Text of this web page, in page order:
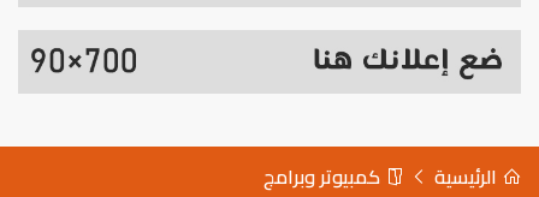
الرئيسية كمبيوتر وبرامج